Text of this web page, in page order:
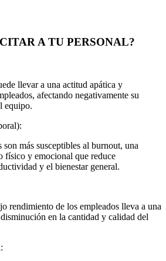
A TU PERSONAL?
llevar a una actitud apática y
afectando negativamente su
equipo.
más susceptibles al burnout, una
físico y emocional que reduce
y el bienestar general.
rendimiento de los empleados lleva a una
en la cantidad y calidad del